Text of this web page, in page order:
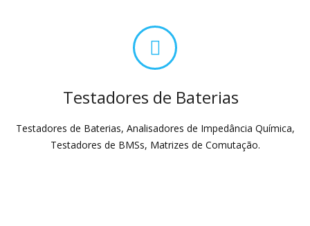
Testadores de Baterias
Testadores de Baterias, Analisadores de Impedância Química,
Testadores de BMSs, Matrizes de Comutação.